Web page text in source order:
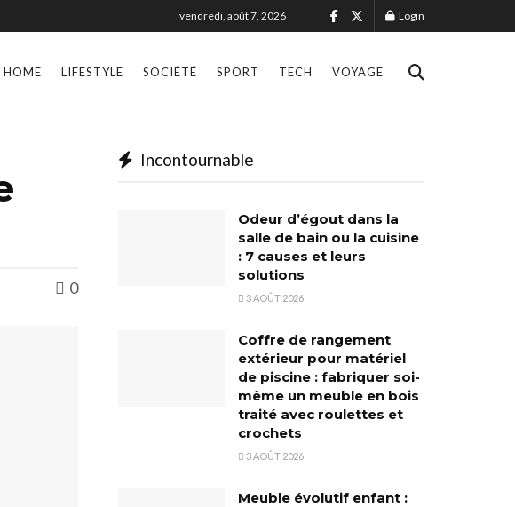
vendredi, août 7, 2026 Login
HOME LIFESTYLE SOCIÉTÉ SPORT TECH VOYAGE
0
Incontournable
Odeur d’égout dans la
salle de bain ou la cuisine
: 7 causes et leurs
solutions
3 AOÛT 2026
Coffre de rangement
extérieur pour matériel
de piscine : fabriquer soi-
même un meuble en bois
traité avec roulettes et
crochets
3 AOÛT 2026
Meuble évolutif enfant :